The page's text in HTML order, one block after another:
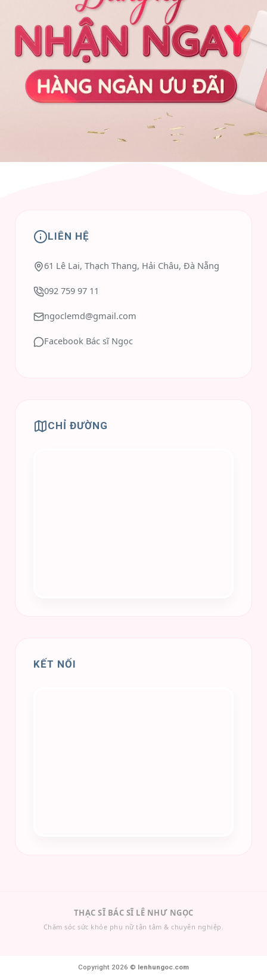
LIÊN HỆ
61 Lê Lai, Thạch Thang, Hải Châu, Đà Nẵng
092 759 97 11
ngoclemd@gmail.com
Facebook Bác sĩ Ngọc
CHỈ ĐƯỜNG
KẾT NỐI
THẠC SĨ BÁC SĨ LÊ NHƯ NGỌC
Chăm sóc sức khỏe phụ nữ tận tâm & chuyên nghiệp.
Copyright 2026 © lenhungoc.com